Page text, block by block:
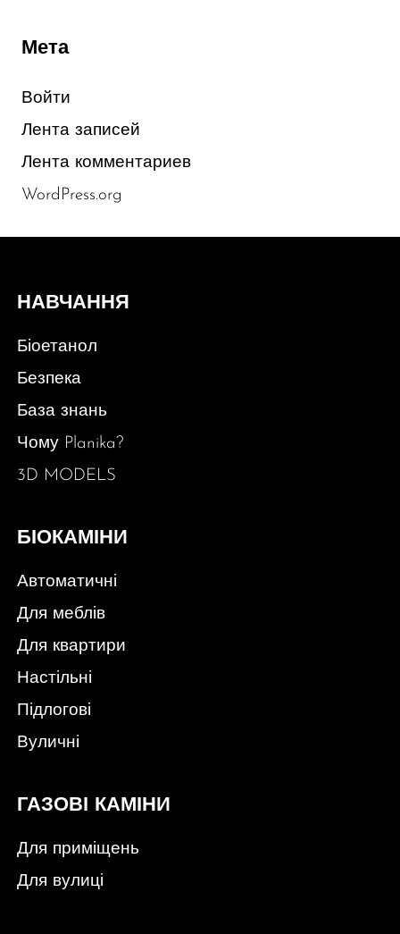
Мета
Войти
Лента записей
Лента комментариев
WordPress.org
НАВЧАННЯ
Біоетанол
Безпека
База знань
Чому Planika?
3D MODELS
БІОКАМІНИ
Автоматичні
Для меблів
Для квартири
Настільні
Підлогові
Вуличні
ГАЗОВІ КАМІНИ
Для приміщень
Для вулиці